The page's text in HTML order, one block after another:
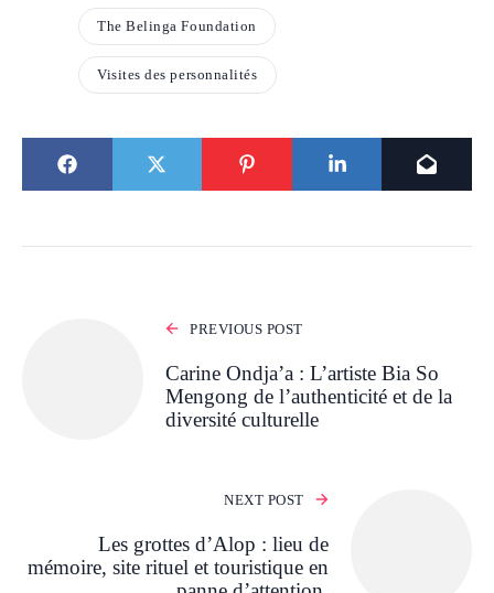
The Belinga Foundation
Visites des personnalités
PREVIOUS POST
Carine Ondja’a : L’artiste Bia So
Mengong de l’authenticité et de la
diversité culturelle
NEXT POST
Les grottes d’Alop : lieu de
mémoire, site rituel et touristique en